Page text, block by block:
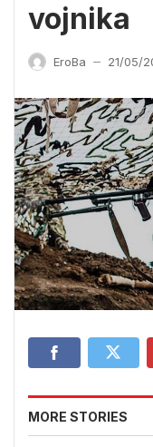
vojnika
EroBa — 21/05/
MORE STORIES